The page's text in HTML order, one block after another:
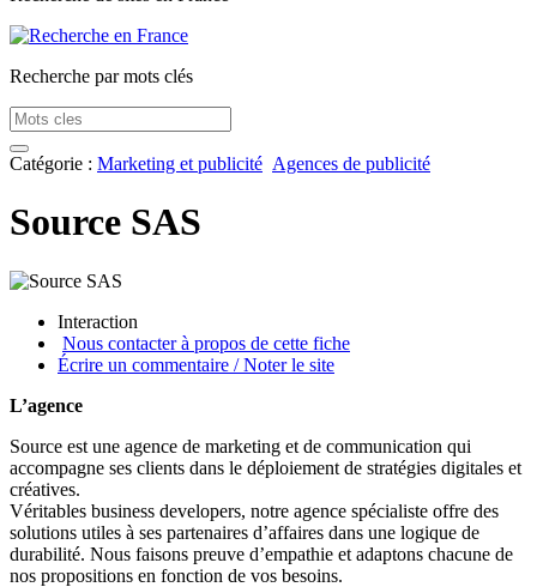
Recherche par mots clés
Catégorie : Marketing et publicité Agences de publicité
Source SAS
Interaction
Nous contacter à propos de cette fiche
Écrire un commentaire / Noter le site
L’agence
Source est une agence de marketing et de communication qui
accompagne ses clients dans le déploiement de stratégies digitales et
créatives.
Véritables business developers, notre agence spécialiste offre des
solutions utiles à ses partenaires d’affaires dans une logique de
durabilité. Nous faisons preuve d’empathie et adaptons chacune de
nos propositions en fonction de vos besoins.